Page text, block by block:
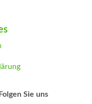
Sie uns